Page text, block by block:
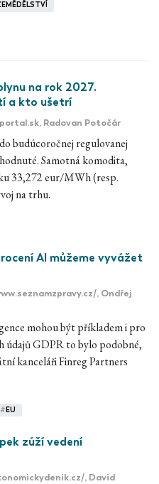
na rok 2027.
a kto ušetrí
, Radovan Potočár
budúcoročnej regulovanej
Samotná komodita,
33,272 eur/MWh (resp.
na trhu.
AI můžeme vyvážet
, Ondřej
mohou být příkladem i pro
údajů GDPR to bylo podobné,
kanceláři Finreg Partners
# EU
zúží vedení
, David